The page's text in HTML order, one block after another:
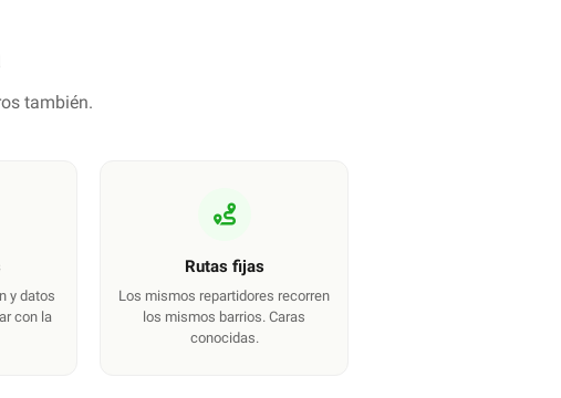
también.
y datos
con la
Rutas fijas
Los mismos repartidores recorren
los mismos barrios. Caras
conocidas.